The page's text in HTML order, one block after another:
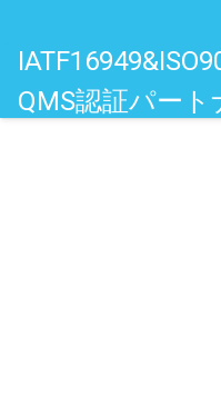
QMS認証パート